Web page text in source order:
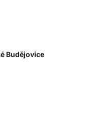
Budějovice